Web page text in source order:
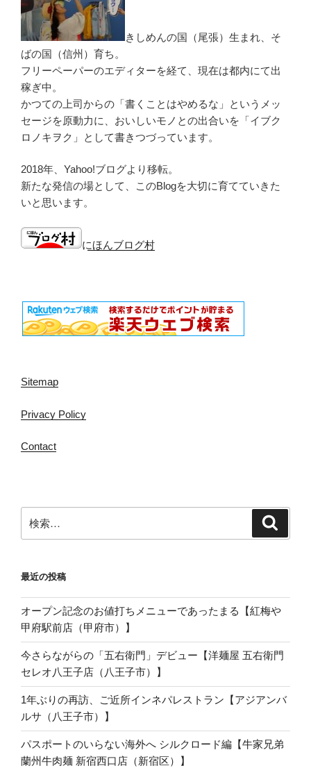
きしめんの国（尾張）生まれ、そ
ばの国（信州）育ち。
フリーペーパーのエディターを経て、現在は都内にて出
稼ぎ中。
かつての上司からの「書くことはやめるな」というメッ
セージを原動力に、おいしいモノとの出合いを「イブク
ロノキヲク」として書きつづっています。
2018年、Yahoo!ブログより移転。
新たな発信の場として、このBlogを大切に育てていきた
いと思います。
にほんブログ村
Sitemap
Privacy Policy
Contact
索:
最近の投稿
オープン記念のお値打ちメニューであったまる【紅梅や
甲府駅前店（甲府市）】
今さらながらの「五右衛門」デビュー【洋麺屋 五右衛門
セレオ八王子店（八王子市）】
1年ぶりの再訪、ご近所インネパレストラン【アジアンバ
ルサ（八王子市）】
パスポートのいらない海外へ シルクロード編【牛家兄弟
蘭州牛肉麺 新宿西口店（新宿区）】